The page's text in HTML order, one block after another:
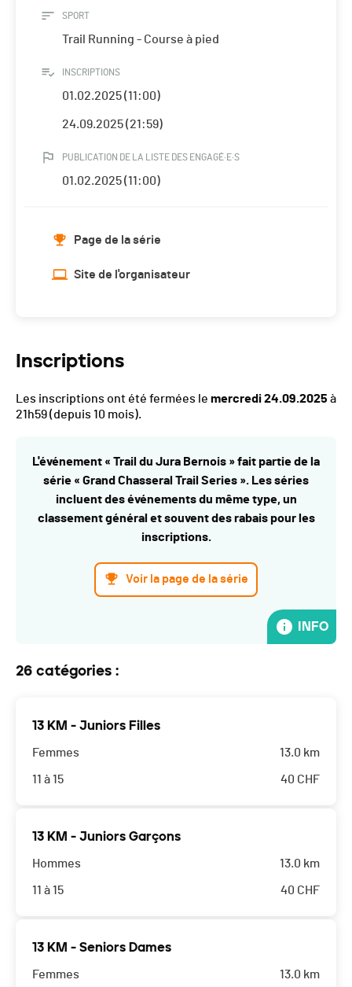
SPORT
Trail Running - Course à pied
INSCRIPTIONS
01.02.2025 (11:00)
24.09.2025 (21:59)
PUBLICATION DE LA LISTE DES ENGAGÉ·E·S
01.02.2025 (11:00)
Page de la série
Site de l'organisateur
Inscriptions
Les inscriptions ont été fermées le mercredi 24.09.2025 à
21h59(depuis 10 mois).
L'événement « Trail du Jura Bernois » fait partie de la
série « Grand Chasseral Trail Series ». Les séries
incluent des événements du même type, un
classement général et souvent des rabais pour les
inscriptions.
Voir la page de la série
INFO
26 catégories :
13 KM - Juniors Filles
Femmes
11 à 15
13.0 km
40 CHF
13 KM - Juniors Garçons
Hommes
11 à 15
13.0 km
40 CHF
13 KM - Seniors Dames
Femmes 13.0 km